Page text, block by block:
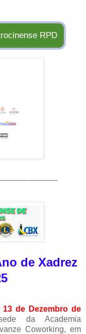
RPD
de Xadrez
13 de Dezembro de
da Academia
Coworking, em